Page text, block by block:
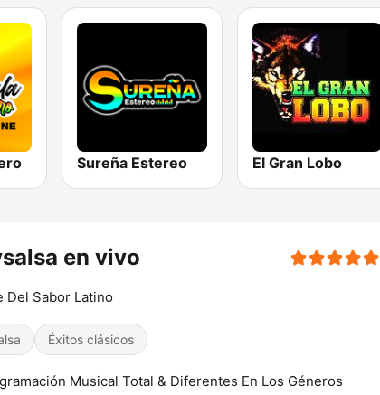
Sureña Estereo El Gran Lobo
en vivo
Del Sabor Latino
Éxitos clásicos
Musical Total & Diferentes En Los Géneros